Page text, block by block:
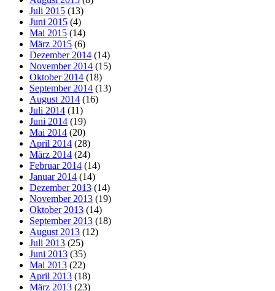
Juli 2015 (13)
Juni 2015 (4)
Mai 2015 (14)
März 2015 (6)
Dezember 2014 (14)
November 2014 (15)
Oktober 2014 (18)
September 2014 (13)
August 2014 (16)
Juli 2014 (11)
Juni 2014 (19)
Mai 2014 (20)
April 2014 (28)
März 2014 (24)
Februar 2014 (14)
Januar 2014 (14)
Dezember 2013 (14)
November 2013 (19)
Oktober 2013 (14)
September 2013 (18)
August 2013 (12)
Juli 2013 (25)
Juni 2013 (35)
Mai 2013 (22)
April 2013 (18)
März 2013 (23)